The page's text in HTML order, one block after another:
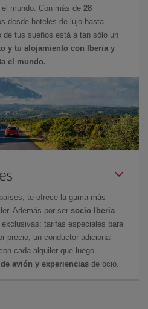
mundo. Con más de 28
desde hoteles de lujo hasta
de tus sueños está a tan sólo un
y tu alojamiento con Iberia y
el mundo.
te ofrece la gama más
Además por ser socio Iberia
tarifas especiales para
precio, un conductor adicional
cada alquiler que luego
avión y experiencias de ocio.